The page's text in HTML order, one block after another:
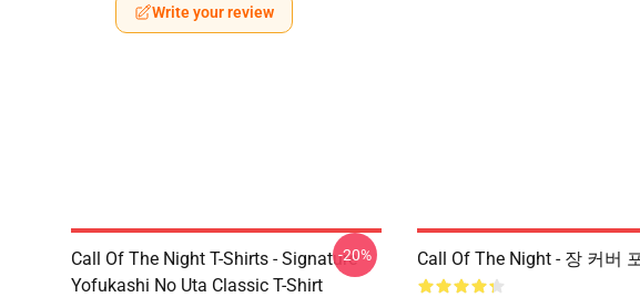
Write your review
Call Of The Night T-Shirts - Signature
Yofukashi No Uta Classic T-Shirt
-20% Call Of The Night - 장 커버